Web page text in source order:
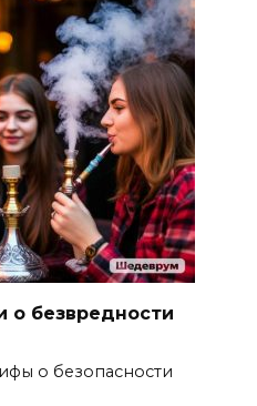
о безвредности
о безопасности